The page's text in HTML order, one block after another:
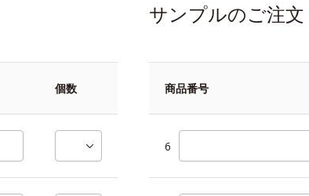
個数
サンプルのご注文
商品番号
6